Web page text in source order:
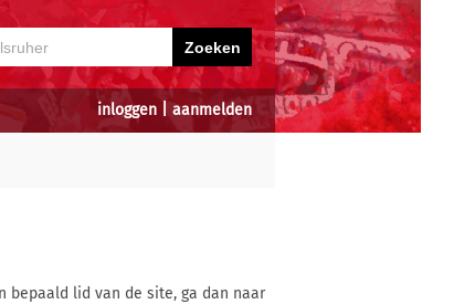
inloggen aanmelden
bepaald lid van de site, ga dan naar